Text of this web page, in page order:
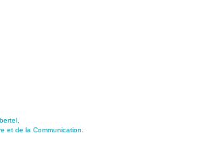
et de la Communication